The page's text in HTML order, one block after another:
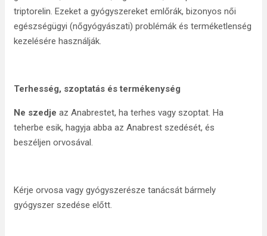
triptorelin. Ezeket a gyógyszereket emlőrák, bizonyos női
egészségügyi (nőgyógyászati) problémák és terméketlenség
kezelésére használják.
Terhesség, szoptatás és termékenység
Ne szedje az Anabrestet, ha terhes vagy szoptat. Ha
teherbe esik, hagyja abba az Anabrest szedését, és
beszéljen orvosával.
Kérje orvosa vagy gyógyszerésze tanácsát bármely
gyógyszer szedése előtt.